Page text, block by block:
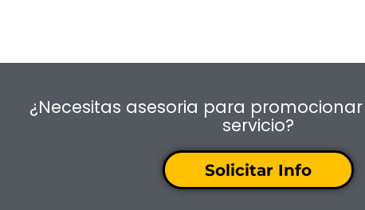
¿Necesitas asesoria para
servicio?
Solicitar Info